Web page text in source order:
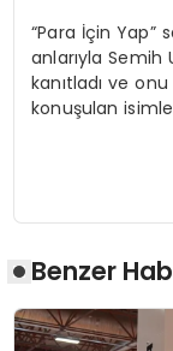
“Para İçin Yap”
anlarıyla Semih
kanıtladı ve
konuşulan
Benzer